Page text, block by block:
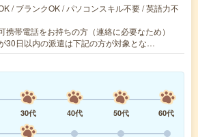
/ ブランクOK / パソコンスキル不要 / 英語力不
携帯電話をお持ちの方（連絡に必要なため）
30日以内の派遣は下記の方が対象とな…
30代 40代 50代
60代